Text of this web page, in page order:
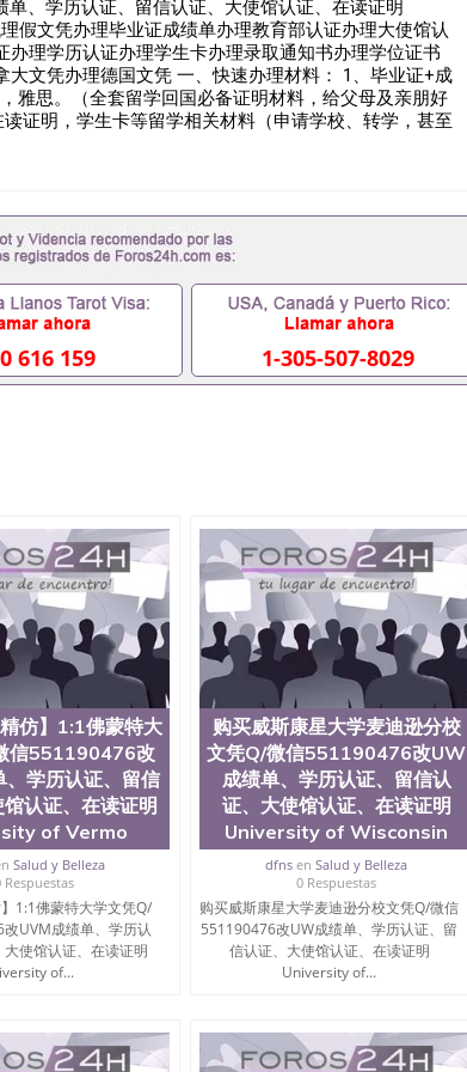
、学历认证、留信认证、大使馆认证、在读证明
假文凭办理毕业证成绩单办理教育部认证办理大使馆认
理学历认证办理学生卡办理录取通知书办理学位证书
文凭办理德国文凭 一、快速办理材料： 1、毕业证+成
雅思。（全套留学回国必备证明材料，给父母及亲朋好
证明，学生卡等留学相关材料（申请学校、转学，甚至
办理假毕业证在国内能用吗, 挂科拿不到毕业证怎
证,没毕业可以办学历认证吗,您是否因为中途辍学、挂
齐而被拒之门外551190476您是否因没正常毕业而导致
想毕不了业怎么办551190476找工作没有文凭怎么办,
硕士毕业证551190476网上买文凭可靠吗551190476哪
理551190476国外大学文凭可以打工作吗551190476怎
证551190476哪里可以办理澳洲毕业证551190476留学
拿大毕业证551190476申请学校办理假的毕业证成绩单
证明QQ微信551190476国外硕士文凭办理QQ微信
国外文凭质量QQ微信551190476国外本科毕业证怎么办
办国外文凭可找工作QQ微信551190476国外大
微信551190476国外编号查询QQ微信551190476办理
凭QQ微信551190476网上购买真文凭可信吗QQ微信
国外资格证书办理QQ微信551190476如何办理学历认
圣何塞州立大学（San Jose State University, 又
，是加州历史悠久的大学之一，也是美西地区的公立大
。它是一所位于加利福尼亚州的著名综合性公立大
浓厚的多元化学术氛围，杰出的本科教育质量，被
年有来自世界各地的成百上千的海外学生前往求学。
机会和影响力的高等教育机构，并获誉为美国本科教
美国大学教学排名中表现优异。其毕业生大多可以在
公司甚至在学生大三和大四的学期提供许多相应科系
立大学系统(CSU), 圣何塞州立大学都占据着加州所有
Valley), 于附近的旧金山-圣何塞地区为全美的重要
65个硕士学科，并有来自世界60余国的学生来此就
管理学，艺术设计，和航空学等，深受性肯定及好
不同国家的专业人士前来研究与学习。 二、办理流
3、公司确认到账转制作点做电子图； 4、电子图做好
6、成品做好拍照或者视频确认再付余款； 7、快递给
馆网站真实存档可查。 3、留信网真实可查认证办理，
艺术与建筑学院、商学院、交流学院、地球及物质科学
616 159 1-305-507-8029
仿】1:1佛蒙特大
信551190476改
、学历认证、留信
认证、在读证明
of Vermo
Salud y Belleza
Respuestas
1:1佛蒙特大学文凭Q/
UVM成绩单、学历认
使馆认证、在读证明
of...
购买威斯康星大学麦迪逊分校
文凭Q/微信551190476改UW
成绩单、学历认证、留信认
证、大使馆认证、在读证明
University of Wisconsin
dfns enSalud y Belleza
0 Respuestas
购买威斯康星大学麦迪逊分校文凭Q/微信
551190476改UW成绩单、学历认证、留
信认证、大使馆认证、在读证明
University of...